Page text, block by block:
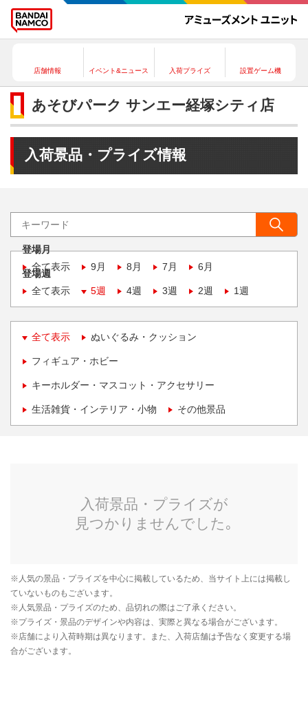
店舗情報 イベント&ニュース 入荷プライズ 設置ゲーム機
あそびパーク サンエー経塚シティ店
入荷景品・プライズ情報
登場月
全て表示
9月 8月 7月 6月
登場週
全て表示
5週 4週 3週 2週 1週
全て表示 ぬいぐるみ・クッション
フィギュア・ホビー
キーホルダー・マスコット・アクセサリー
生活雑貨・インテリア・小物 その他景品